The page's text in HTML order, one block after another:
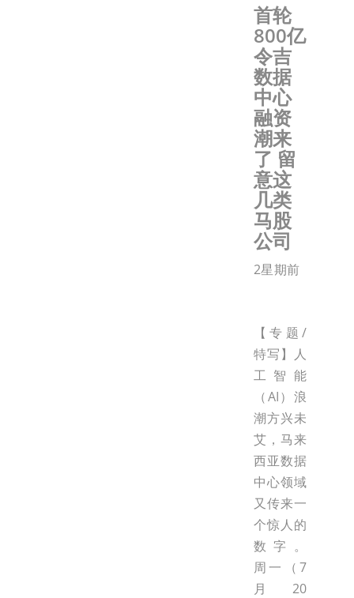
首轮
800亿
令吉
数据
中心
融资
潮来
了 留
意这
几类
马股
公司
2星期前
【专题/
特写】人
工智能
（AI）浪
潮方兴未
艾，马来
西亚数据
中心领域
又传来一
个惊人的
数字。
周一（7
月20